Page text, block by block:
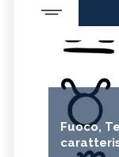
Fuoco,